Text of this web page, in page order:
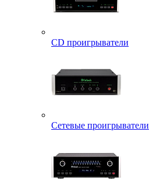
CD проигрыватели
Сетевые проигрыватели